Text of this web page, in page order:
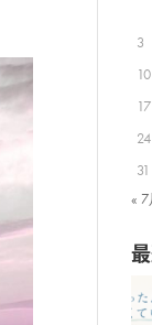
3
10
17
24
31
« 7